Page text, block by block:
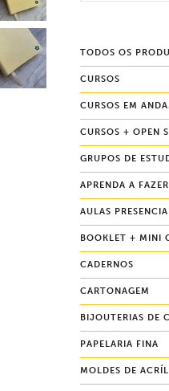
TODOS OS
CURSOS
CURSOS EM
CURSOS + OPEN
GRUPOS DE
APRENDA A
AULAS
BOOKLET + MINI
CADERNOS
CARTONAGEM
BIJOUTERIAS DE
PAPELARIA FINA
MOLDES DE